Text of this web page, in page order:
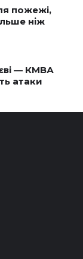
пожежі,
ніж
— КМВА
атаки